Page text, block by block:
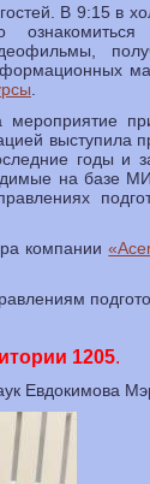
В 9:15 в
выступила
годы и
на базе
компании
1205.
Евдокимова